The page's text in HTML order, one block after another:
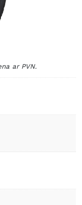
ar PVN.